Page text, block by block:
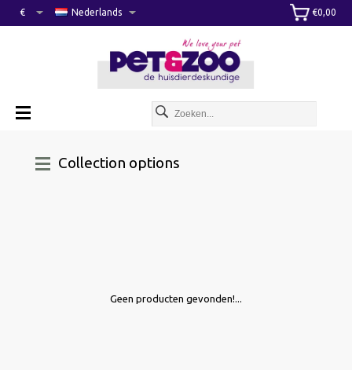
€0,00
Nederlands
€
Collection options
Geen producten gevonden!...